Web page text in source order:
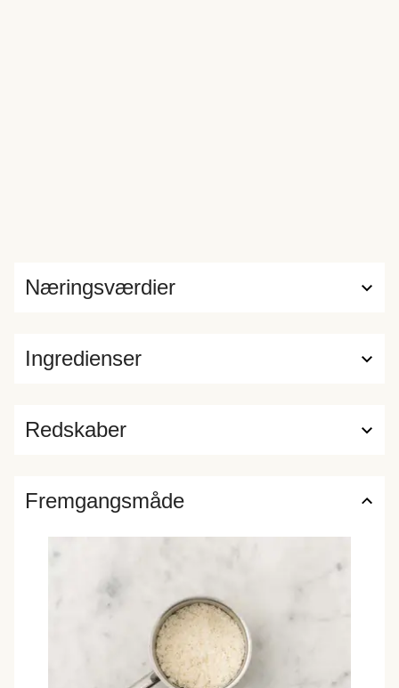
Ingredienser
Næringsværdier
Redskaber
Fremgangsmåde